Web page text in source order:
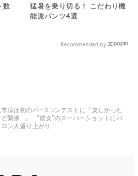
数
猛暑を乗り切る！ こだわり機
能派パンツ4選
Recommended by
常涼は初のパー3コンテストに「楽しかった
ど緊張…」 “彼女”のスーパーショットにパ
ロン大盛り上がり